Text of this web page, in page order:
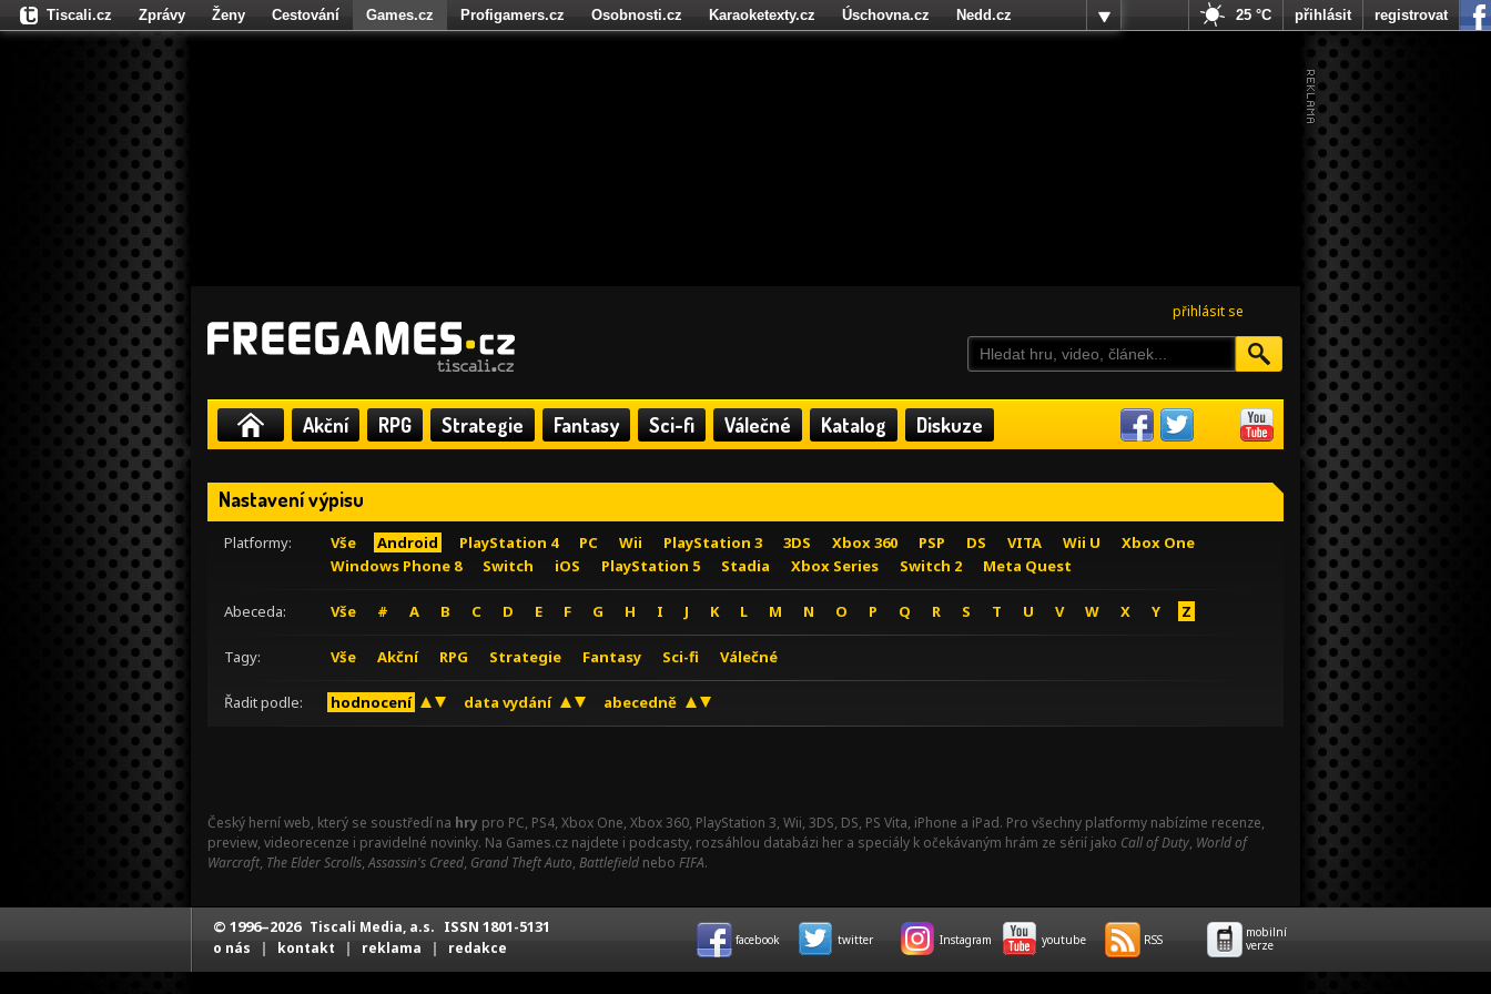
přihlásit se
Akční RPG Strategie Fantasy Sci-fi Válečné Katalog Diskuze
Nastavení výpisu
Platformy: Vše Android PlayStation 4 PC Wii PlayStation 3 3DS Xbox 360 PSP DS VITA Wii U
Xbox One
Windows Phone 8
Switch iOS PlayStation 5 Stadia Xbox Series Switch 2 Meta Quest
Abeceda: Vše # A B C D E F G H I J K L M N O P Q R S T U V W X Y Z
Tagy: Vše Akční RPG Strategie Fantasy Sci-fi Válečné
Řadit podle: hodnocení data vydání abecedně
Český herní web, který se soustředí na hry pro PC, PS4, Xbox One, Xbox 360, PlayStation 3, Wii, 3DS, DS, PS Vita, iPhone a iPad. Pro všechny platformy nabízíme recenze,
preview, videorecenze i pravidelné novinky. Na Games.cz najdete i podcasty, rozsáhlou databázi her a speciály k očekávaným hrám ze sérií jako Call of Duty, World of
Warcraft, The Elder Scrolls,Assassin's Creed, Grand Theft Auto, Battlefield nebo FIFA.
Tiscali.cz Zprávy Ženy Cestování Games.cz Profigamers.cz Osobnosti.cz Karaoketexty.cz Úschovna.cz
Nedd.cz
Fights.cz
25 °C přihlásit registrovat
© 1996–2026 Tiscali Media, a.s. ISSN 1801-5131
o nás | kontakt | reklama | redakce facebook twitter Instagram youtube RSS
mobilní
verze